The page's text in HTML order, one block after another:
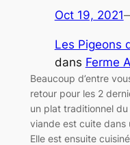
Oct 19, 2021
Les Pigeons
dans Ferme
Beaucoup d’entre
retour pour les 2
un plat traditionnel
viande est cuite dans
Elle est ensuite